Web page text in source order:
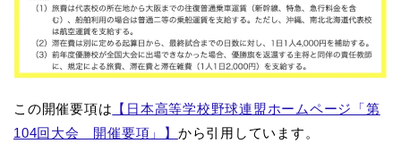
この開催要項は 【日本高等学校野球連盟ホームページ「第
104回大会 開催要項」】 から引用しています。